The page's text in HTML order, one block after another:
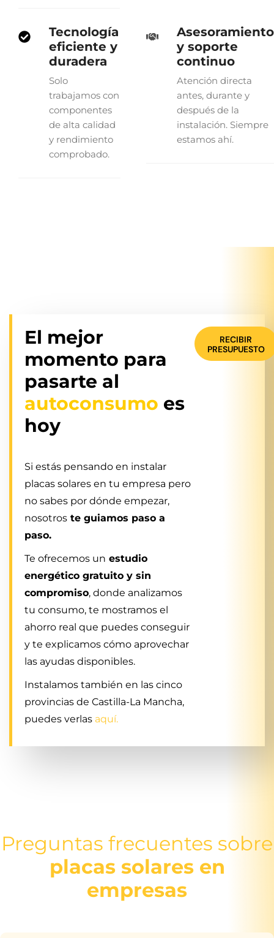
Tecnología
eficiente y
duradera
Solo
trabajamos con
componentes
de alta calidad
y rendimiento
comprobado.
Asesoramiento
y soporte
continuo
Atención directa
antes, durante y
después de la
instalación. Siempre
estamos ahí.
El mejor
momento para
pasarte al
autoconsumo es
hoy
Si estás pensando en instalar
placas solares en tu empresa pero
no sabes por dónde empezar,
nosotros te guiamos paso a
paso.
Te ofrecemos un estudio
energético gratuito y sin
compromiso, donde analizamos
tu consumo, te mostramos el
ahorro real que puedes conseguir
y te explicamos cómo aprovechar
las ayudas disponibles.
Instalamos también en las cinco
provincias de Castilla-La Mancha,
puedes verlas aquí.
RECIBIR
PRESUPUESTO
Preguntas frecuentes sobre
placas solares en
empresas